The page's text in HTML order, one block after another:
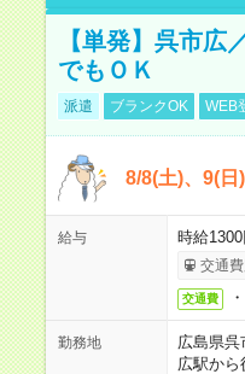
【単発】呉市広
でもＯＫ
派遣 ブランクOK WEB
8/8(土)、9(日
給与 時給
交通
交通費
勤務地
広島県呉
広駅から